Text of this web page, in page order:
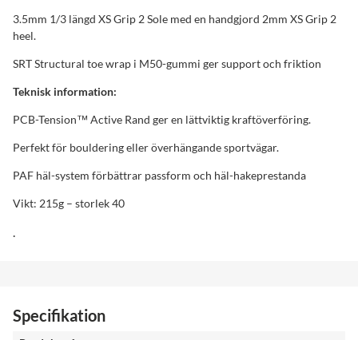
3.5mm 1/3 längd XS Grip 2 Sole med en handgjord 2mm XS Grip 2
heel.
SRT Structural toe wrap i M50-gummi ger support och friktion
Teknisk information:
PCB-Tension™ Active Rand ger en lättviktig kraftöverföring.
Perfekt för bouldering eller överhängande sportvägar.
PAF häl-system förbättrar passform och häl-hakeprestanda
Vikt: 215g – storlek 40
.
Specifikation